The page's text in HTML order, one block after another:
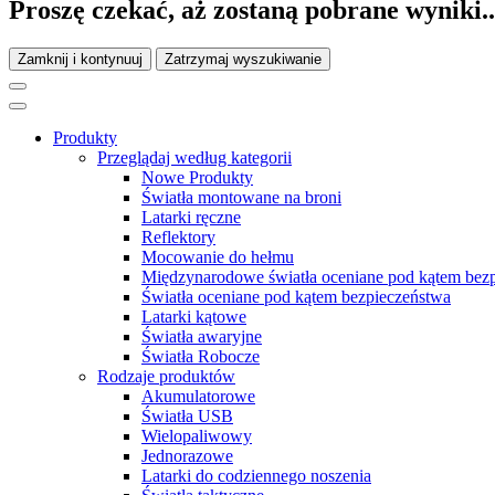
Proszę czekać, aż zostaną pobrane
Zamknij i kontynuuj Zatrzymaj wyszukiwanie
Produkty
Przeglądaj według kategorii
Nowe Produkty
Światła montowane na broni
Latarki ręczne
Reflektory
Mocowanie do hełmu
Międzynarodowe światła oceniane pod kątem
Światła oceniane pod kątem bezpieczeństwa
Latarki kątowe
Światła awaryjne
Światła Robocze
Rodzaje produktów
Akumulatorowe
Światła USB
Wielopaliwowy
Jednorazowe
Latarki do codziennego noszenia